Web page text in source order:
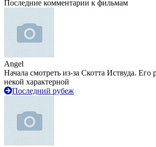
Последние комментарии к фильмам
Angel
Начала смотреть из-за Скотта Иствуда. Его
некой характерной
Последний рубеж